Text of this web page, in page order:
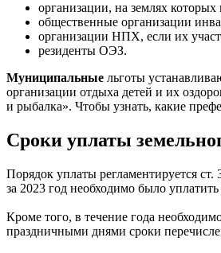
организации, на землях
общественные организации
организации НПХ, если их
резиденты ОЭЗ.
Муниципальные льготы
организации отдыха детей и их
и рыбалка». Чтобы узнать, какие
Сроки уплаты
Порядок уплаты регламентируется
за 2023 год необходимо было
Кроме того, в течение года
праздничными днями сроки